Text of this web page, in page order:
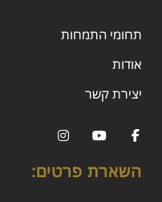
תחומי התמחות
אודות
יצירת קשר
השארת פרטים: